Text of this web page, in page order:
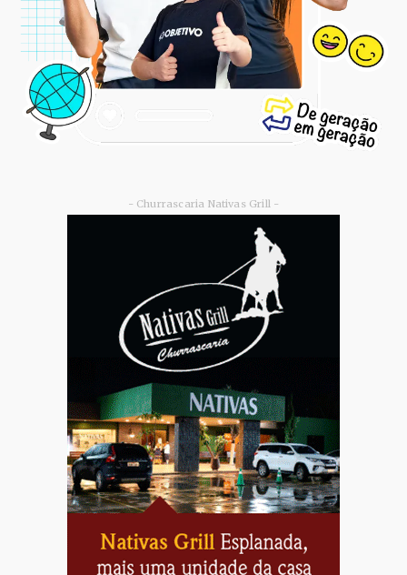
- Churrascaria Nativas Grill -